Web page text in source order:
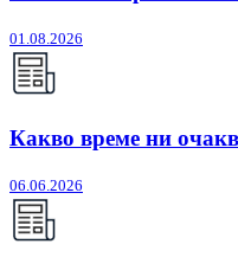
01.08.2026
Какво време ни
06.06.2026